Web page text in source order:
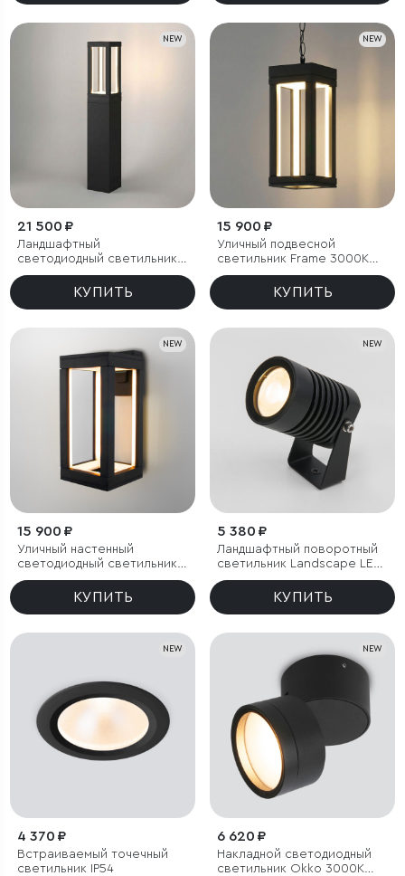
NEW
21 500 ₽
Ландшафтный
светодиодный светильник
Frame 3000K чёрный
КУПИТЬ
NEW
15 900 ₽
Уличный подвесной
светильник Frame 3000K
чёрный
КУПИТЬ
NEW
15 900 ₽
Уличный настенный
светодиодный светильник
Frame 3000K чёрный
КУПИТЬ
NEW
5 380 ₽
Ландшафтный поворотный
светильник Landscape LED
3000K черный IP54
КУПИТЬ
NEW
4 370 ₽
Встраиваемый точечный
светильник IP54
NEW
6 620 ₽
Накладной светодиодный
светильник Okko 3000K